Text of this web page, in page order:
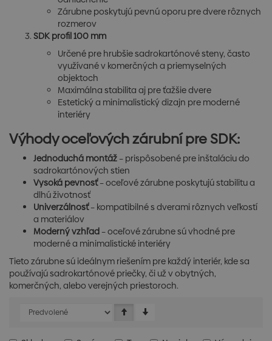
Zárubne poskytujú pevnú oporu pre dvere rôznych
rozmerov
SDK profil 100 mm
Určené pre hrubšie sadrokartónové steny, často
využívané v komerčných a priemyselných
objektoch
Maximálna stabilita aj pre ťažšie dvere
Estetický a minimalistický dizajn pre moderné
interiéry
Výhody oceľových zárubní pre SDK:
Jednoduchá montáž – prispôsobené pre inštaláciu do
sadrokartónových stien
Vysoká pevnosť– oceľové zárubne poskytujú stabilitu a
dlhú životnosť
Univerzálnosť– kompatibilné s dverami rôznych veľkostí
a materiálov
Moderný vzhľad – oceľové zárubne sú vhodné pre
moderné a minimalistické interiéry
Tieto zárubne sú ideálnym riešením pre každý interiér, kde sa
používajú sadrokartónové priečky, či už v obytných,
komerčných, alebo verejných priestoroch.